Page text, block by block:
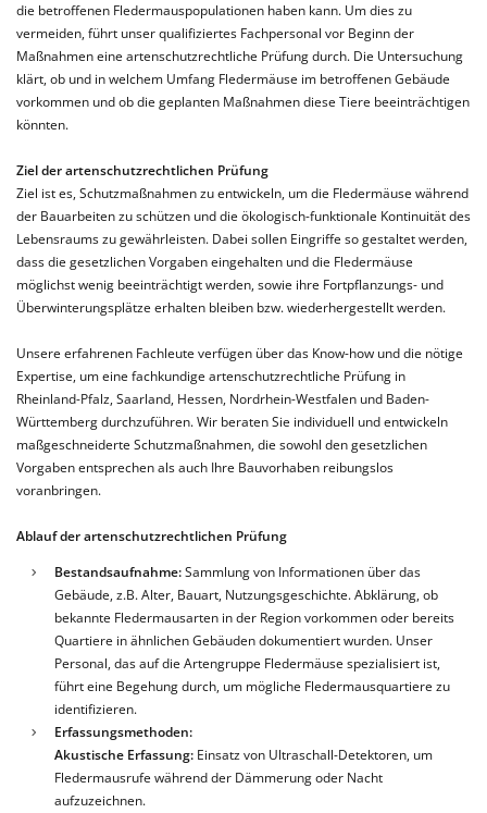
die betroffenen Fledermauspopulationen haben kann. Um dies zu
vermeiden, führt unser qualifiziertes Fachpersonal vor Beginn der
Maßnahmen eine artenschutzrechtliche Prüfung durch. Die Untersuchung
klärt, ob und in welchem Umfang Fledermäuse im betroffenen Gebäude
vorkommen und ob die geplanten Maßnahmen diese Tiere beeinträchtigen
könnten.
Ziel der artenschutzrechtlichen Prüfung
Ziel ist es, Schutzmaßnahmen zu entwickeln, um die Fledermäuse während
der Bauarbeiten zu schützen und die ökologisch-funktionale Kontinuität des
Lebensraums zu gewährleisten. Dabei sollen Eingriffe so gestaltet werden,
dass die gesetzlichen Vorgaben eingehalten und die Fledermäuse
möglichst wenig beeinträchtigt werden, sowie ihre Fortpflanzungs- und
Überwinterungsplätze erhalten bleiben bzw. wiederhergestellt werden.
Unsere erfahrenen Fachleute verfügen über das Know-how und die nötige
Expertise, um eine fachkundige artenschutzrechtliche Prüfung in
Rheinland-Pfalz, Saarland, Hessen, Nordrhein-Westfalen und Baden-
Württemberg durchzuführen. Wir beraten Sie individuell und entwickeln
maßgeschneiderte Schutzmaßnahmen, die sowohl den gesetzlichen
Vorgaben entsprechen als auch Ihre Bauvorhaben reibungslos
voranbringen.
Ablauf der artenschutzrechtlichen Prüfung
Bestandsaufnahme:Sammlung von Informationen über das
Gebäude, z.B. Alter, Bauart, Nutzungsgeschichte. Abklärung, ob
bekannte Fledermausarten in der Region vorkommen oder bereits
Quartiere in ähnlichen Gebäuden dokumentiert wurden. Unser
Personal, das auf die Artengruppe Fledermäuse spezialisiert ist,
führt eine Begehung durch, um mögliche Fledermausquartiere zu
identifizieren.
Erfassungsmethoden:
Akustische Erfassung: Einsatz von Ultraschall-Detektoren, um
Fledermausrufe während der Dämmerung oder Nacht
aufzuzeichnen.